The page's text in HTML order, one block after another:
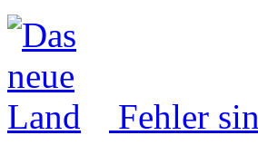
Fehler